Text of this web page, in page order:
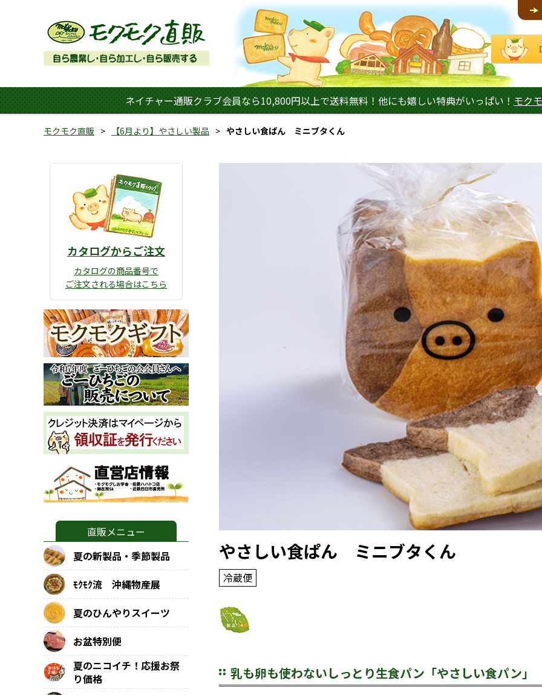
ネイチャー通販クラブ会員なら10,800円以上で送料無料！他にも嬉しい特典がいっぱい！ モク
モクモク直販 【6月より】やさしい製品 やさしい食ぱん ミニブタくん
やさしい食ぱん ミニブタくん
冷蔵便
乳も卵も使わないしっとり生食パン「やさしい食パン」
カタログからご注文
カタログの商品番号で
ご注文される場合はこちら
直販メニュー
夏の新製品・季節製品
ﾓｸﾓｸ流 沖縄物産展
夏のひんやりスイーツ
お盆特別便
夏のニコイチ！応援お祭
り価格